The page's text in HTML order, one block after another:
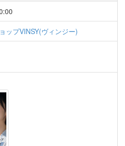
ップVINSY(ヴィンジー)